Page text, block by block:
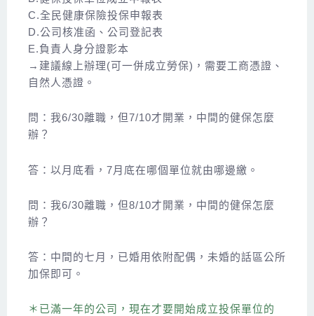
C.全民健康保險投保申報表
D.公司核准函、公司登記表
E.負責人身分證影本
→建議線上辦理(可一併成立勞保)，需要工商憑證、
自然人憑證。
問：我6/30離職，但7/10才開業，中間的健保怎麼
辦？
答：以月底看，7月底在哪個單位就由哪邊繳。
問：我6/30離職，但8/10才開業，中間的健保怎麼
辦？
答：中間的七月，已婚用依附配偶，未婚的話區公所
加保即可。
＊已滿一年的公司，現在才要開始成立投保單位的